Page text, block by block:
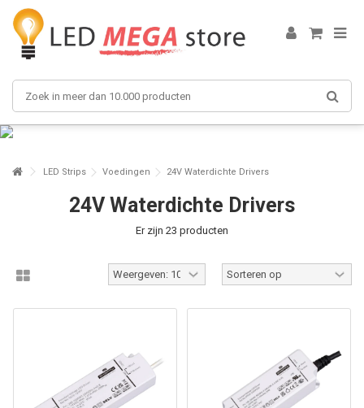
LED Strips Voedingen 24V Waterdichte Drivers
24V Waterdichte Drivers
Er zijn 23 producten